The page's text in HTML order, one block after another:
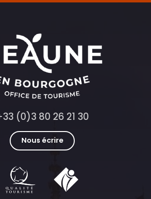
(0)3 80 26 21 30
Nous écrire